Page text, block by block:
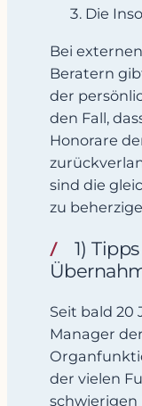
Die
Bei
Beratern
der
den Fall,
Honorare
sind die
zu
1)
Seit bald
Manager
der vielen